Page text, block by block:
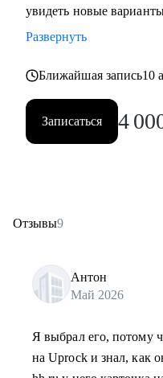
увидеть новые
Развернуть
Ближайшая запись10
Записаться 4
Отзывы9
Антон
Май 2026
Я выбрал его, потому
на Uprock и знал, как